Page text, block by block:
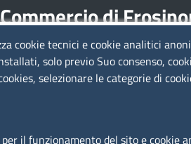
di
Viale Umberto I, 80 -
Via Alcide De Gasperi, 1 -
cookie tecnici e cookie analitici
solo previo Suo consenso,
selezionare le categorie di
per il funzionamento del sito e cookie